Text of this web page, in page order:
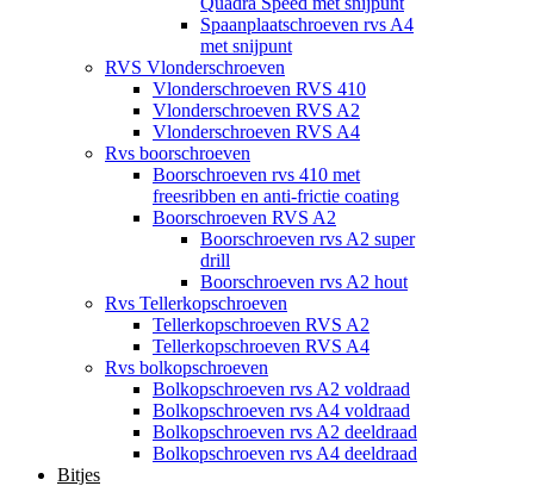
Spaanplaatschroeven rvs A4
met snijpunt
RVS Vlonderschroeven
Vlonderschroeven RVS 410
Vlonderschroeven RVS A2
Vlonderschroeven RVS A4
Rvs boorschroeven
Boorschroeven rvs 410 met
freesribben en anti-frictie coating
Boorschroeven RVS A2
Boorschroeven rvs A2 super
drill
Boorschroeven rvs A2 hout
Rvs Tellerkopschroeven
Tellerkopschroeven RVS A2
Tellerkopschroeven RVS A4
Rvs bolkopschroeven
Bolkopschroeven rvs A2 voldraad
Bolkopschroeven rvs A4 voldraad
Bolkopschroeven rvs A2 deeldraad
Bolkopschroeven rvs A4 deeldraad
Bitjes